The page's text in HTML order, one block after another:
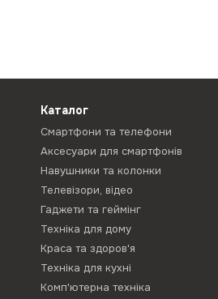
Каталог
Смартфони та телефони
Аксесуари для смартфонів
Навушники та колонки
Телевізори, відео
Гаджети та геймінг
Техніка для дому
Краса та здоров'я
Техніка для кухні
Комп'ютерна техніка